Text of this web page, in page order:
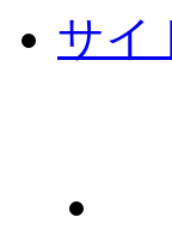
サイ